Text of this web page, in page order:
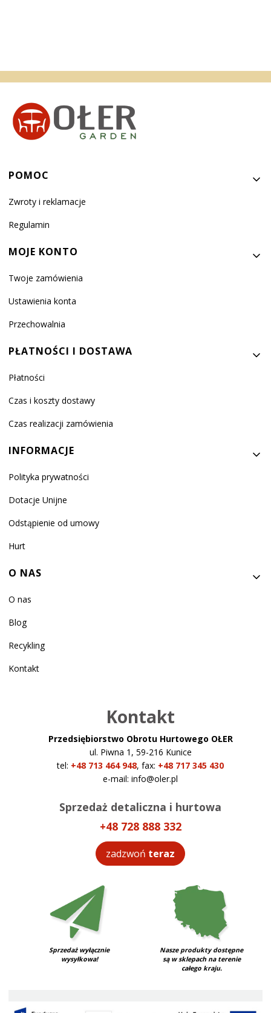
Linki w stopce
POMOC
Zwroty i reklamacje
Regulamin
MOJE KONTO
Twoje zamówienia
Ustawienia konta
Przechowalnia
PŁATNOŚCI I DOSTAWA
Płatności
Czas i koszty dostawy
Czas realizacji zamówienia
INFORMACJE
Polityka prywatności
Dotacje Unijne
Odstąpienie od umowy
Hurt
O NAS
O nas
Blog
Recykling
Kontakt
Kontakt
Przedsiębiorstwo Obrotu Hurtowego OŁER
ul. Piwna 1, 59-216 Kunice
tel: +48 713 464 948, fax: +48 717 345 430
e-mail: info@oler.pl
Sprzedaż detaliczna i hurtowa
+48 728 888 332
zadzwoń teraz
Sprzedaż wyłącznie
wysyłkowa!
Nasze produkty dostępne
są w sklepach na terenie
całego kraju.